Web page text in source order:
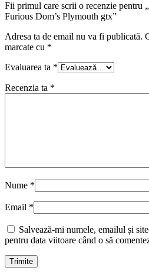
Fii primul care scrii o recenzie pentru
Furious Dom’s Plymouth gtx”
Adresa ta de email nu va fi publicată.
marcate cu *
Evaluarea ta *
Recenzia ta *
Nume *
Email *
Salvează-mi numele, emailul și
pentru data viitoare când o să